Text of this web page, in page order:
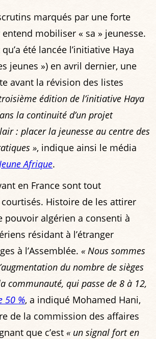
marqués par une forte
mobiliser « sa » jeunesse.
été lancée l’initiative Haya
jeunes ») en avril dernier, une
avant la révision des listes
édition de l’initiative Haya
la continuité d’un projet
: placer la jeunesse au centre des
», indique ainsi le média
Afrique.
en France sont tout
Histoire de les attirer
pouvoir algérien a consenti à
résidant à l’étranger
à l’Assemblée. « Nous sommes
du nombre de sièges
communauté, qui passe de 8 à 12,
50 %, a indiqué Mohamed Hani,
de la commission des affaires
que c’est « un signal fort en